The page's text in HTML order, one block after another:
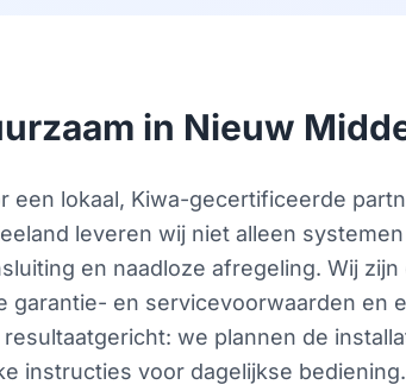
in Nieuw
een lokaal, Kiwa-gecertificeerde
leveren wij niet alleen
en naadloze afregeling. Wij
en servicevoorwaarden en
we plannen de
instructies voor dagelijkse